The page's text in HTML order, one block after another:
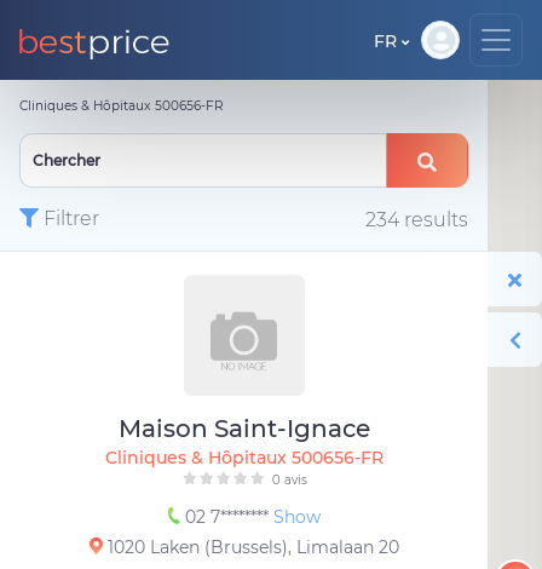
FR
Cliniques & Hôpitaux 500656-FR
Filtrer 234 results
Maison Saint-Ignace
Cliniques & Hôpitaux 500656-FR
0 avis
02 7******** Show
1020 Laken (Brussels), Limalaan 20